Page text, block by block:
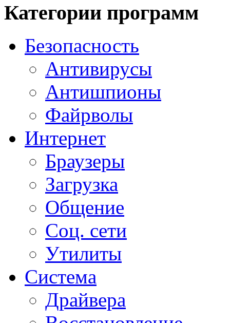
Категории программ
Безопасность
Антивирусы
Антишпионы
Файрволы
Интернет
Браузеры
Загрузка
Общение
Соц. сети
Утилиты
Система
Драйвера